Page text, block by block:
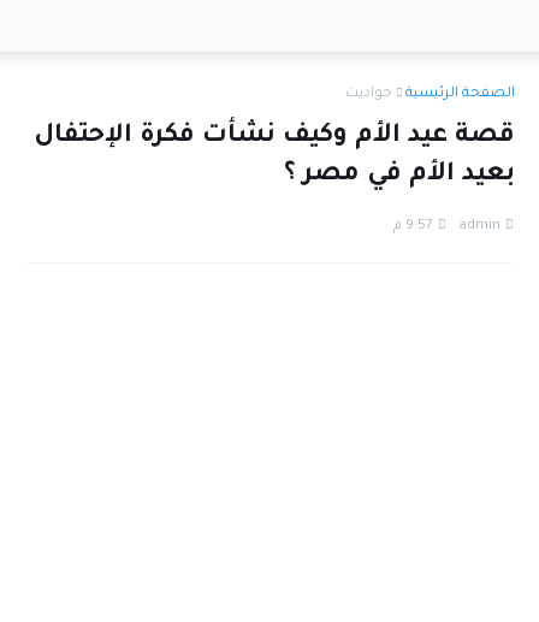
الصفحة الرئيسية حواديت
قصة عيد الأم وكيف نشأت فكرة الإحتفال
بعيد الأم في مصر ؟
admin 9:57 م